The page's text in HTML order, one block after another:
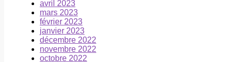
avril 2023
mars 2023
février 2023
janvier 2023
décembre 2022
novembre 2022
octobre 2022